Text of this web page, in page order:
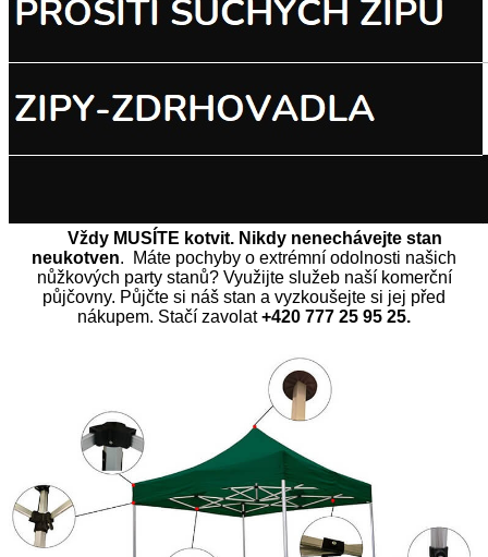
Vždy MUSÍTE kotvit. Nikdy nenechávejte stan
neukotven. Máte pochyby o extrémní odolnosti našich
nůžkových party stanů? Využijte služeb naší komerční
půjčovny. Půjčte si náš stan a vyzkoušejte si jej před
nákupem. Stačí zavolat+420 777 25 95 25.